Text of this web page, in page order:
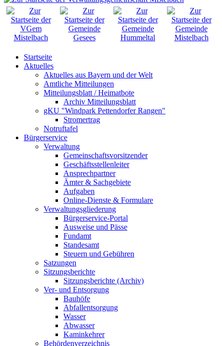
Startseite
Aktuelles
Aktuelles aus Bayern und der Welt
Amtliche Mitteilungen
Mitteilungsblatt / Heimatbote
Archiv Mitteilungsblatt
gKU "Windpark Pettendorfer Rangen"
Stromertrag
Notruftafel
Bürgerservice
Verwaltung
Gemeinschaftsvorsitzender
Geschäftsstellenleiter
Ansprechpartner
Ämter & Sachgebiete
Aufgaben
Online-Dienste & Formulare
Verwaltungsgliederung
Bürgerservice-Portal
Ausweise und Pässe
Fundamt
Standesamt
Steuern und Gebühren
Satzungen
Sitzungsberichte
Sitzungsberichte (Archiv)
Ver- und Entsorgung
Bauhöfe
Abfallentsorgung
Wasser
Abwasser
Kaminkehrer
Behördenverzeichnis